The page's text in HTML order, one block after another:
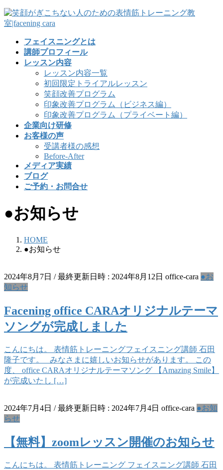
フェイスニングとは
講師プロフィール
レッスン内容
レッスン内容一覧
初回限定トライアルレッスン
笑顔改善プログラム
印象改善プログラム（ビジネス編）
印象改善プログラム（プライベート編）
企業向け研修
お客様の声
受講者様の感想
Before-After
メディア実績
ブログ
ご予約・お問合せ
●お知らせ
HOME
●お知らせ
2024年8月7日 / 最終更新日時 : 2024年8月12日 office-cara ●お
知らせ
Facening office CARAオリジナルテーマ
ソングが完成しました
こんにちは。 表情筋トレーニングフェイスニング講師 石田
隆子です。 みなさまに嬉しいお知らせがあります。 この
度、 office CARAオリジナルテーマソング 【Amazing Smile】
が完成いたし […]
2024年7月4日 / 最終更新日時 : 2024年7月4日 office-cara ●お知
らせ
【無料】zoomレッスン開催のお知らせ
こんにちは。 表情筋トレーニング フェイスニング講師 石田